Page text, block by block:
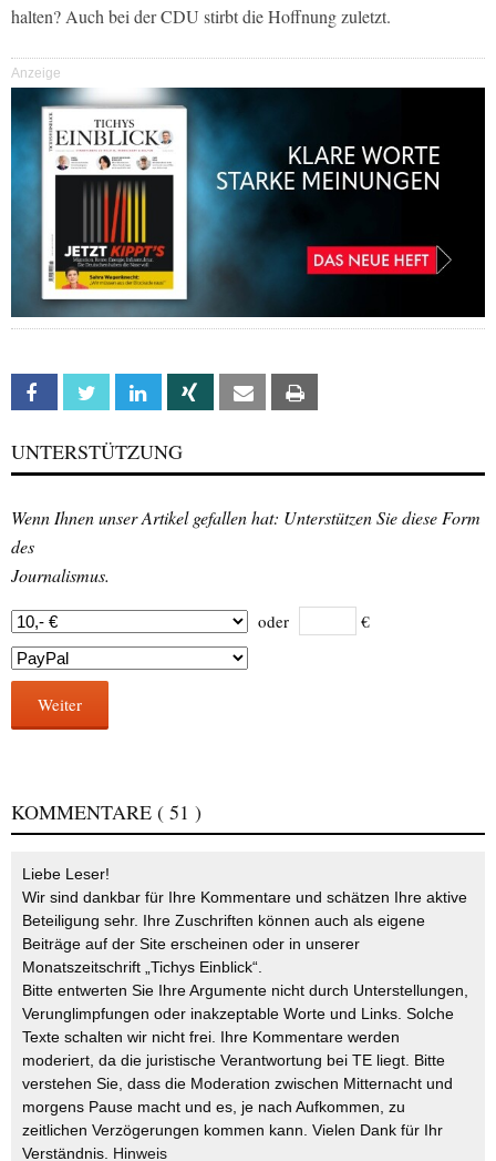
halten? Auch bei der CDU stirbt die Hoffnung zuletzt.
Anzeige
Facebook Twitter Linkedin Xing Email
UNTERSTÜTZUNG
Wenn Ihnen unser Artikel gefallen hat: Unterstützen Sie diese Form
des
Journalismus.
oder €
Weiter
KOMMENTARE ( 51 )
Liebe Leser!
Wir sind dankbar für Ihre Kommentare und schätzen Ihre aktive
Beteiligung sehr. Ihre Zuschriften können auch als eigene
Beiträge auf der Site erscheinen oder in unserer
Monatszeitschrift „Tichys Einblick“.
Bitte entwerten Sie Ihre Argumente nicht durch Unterstellungen,
Verunglimpfungen oder inakzeptable Worte und Links. Solche
Texte schalten wir nicht frei. Ihre Kommentare werden
moderiert, da die juristische Verantwortung bei TE liegt. Bitte
verstehen Sie, dass die Moderation zwischen Mitternacht und
morgens Pause macht und es, je nach Aufkommen, zu
zeitlichen Verzögerungen kommen kann. Vielen Dank für Ihr
Verständnis. Hinweis